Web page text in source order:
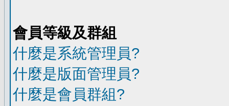
會員等級及群組
什麼是系統管理員?
什麼是版面管理員?
什麼是會員群組?